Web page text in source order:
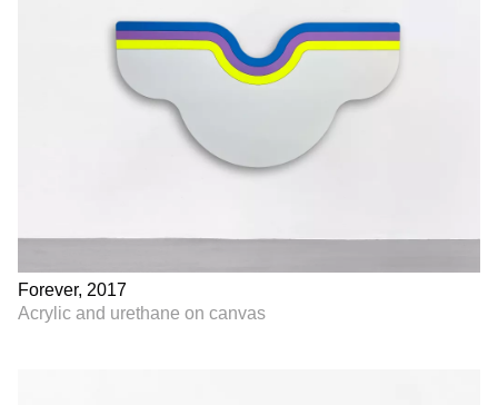
Forever, 2017
Acrylic and urethane on canvas